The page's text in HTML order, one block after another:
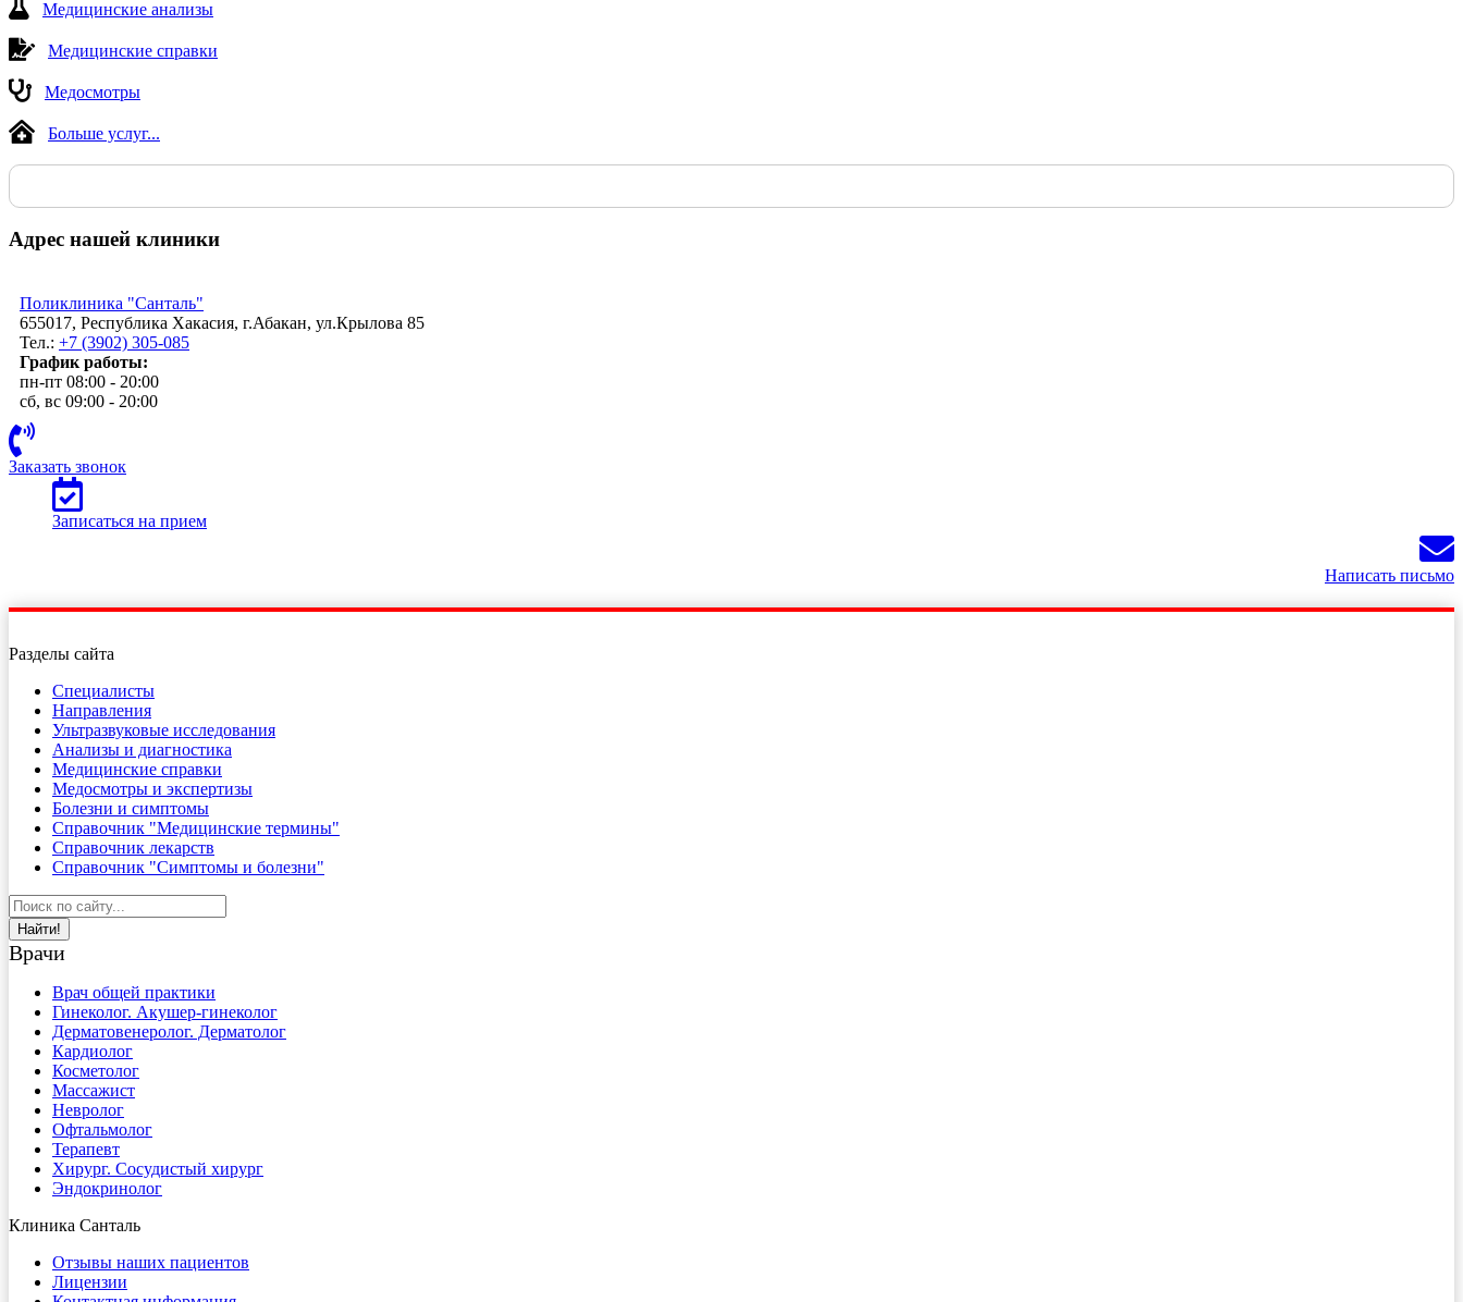
Медицинские анализы
Медицинские справки
Медосмотры
Больше услуг...
Адрес нашей клиники
Поликлиника "Санталь"
655017, Республика Хакасия, г.Абакан, ул.Крылова 85
Тел.: +7 (3902) 305-085
График работы:
пн-пт 08:00 - 20:00
сб, вс 09:00 - 20:00
Заказать звонок
Записаться на прием
Написать письмо
Разделы сайта
Специалисты
Направления
Ультразвуковые исследования
Анализы и диагностика
Медицинские справки
Медосмотры и экспертизы
Болезни и симптомы
Справочник "Медицинские термины"
Справочник лекарств
Справочник "Симптомы и болезни"
Найти!
Врачи
Врач общей практики
Гинеколог. Акушер-гинеколог
Дерматовенеролог. Дерматолог
Кардиолог
Косметолог
Массажист
Невролог
Офтальмолог
Терапевт
Хирург. Сосудистый хирург
Эндокринолог
Клиника Санталь
Отзывы наших пациентов
Лицензии